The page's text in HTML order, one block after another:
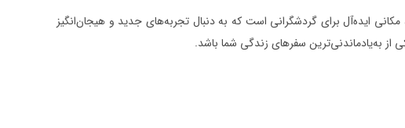
ایده‌آل برای گردشگرانی است که به دنبال تجربه‌های جدید و هیجان‌انگیز
از به‌یادماندنی‌ترین سفرهای زندگی شما باشد.